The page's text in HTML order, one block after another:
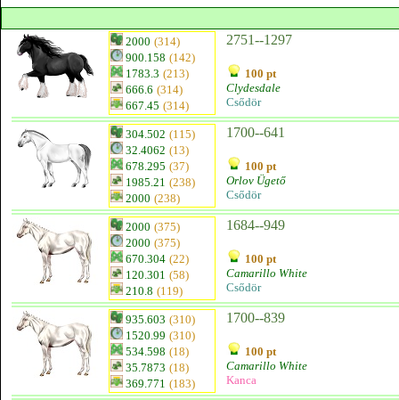
2000 (314)
900.158 (142)
1783.3 (213)
666.6 (314)
667.45 (314)
2751--1297
100 pt
Clydesdale
Csődör
304.502 (115)
32.4062 (13)
678.295 (37)
1985.21 (238)
2000 (238)
1700--641
100 pt
Orlov Ügető
Csődör
2000 (375)
2000 (375)
670.304 (22)
120.301 (58)
210.8 (119)
1684--949
100 pt
Camarillo White
Csődör
935.603 (310)
1520.99 (310)
534.598 (18)
35.7873 (18)
369.771 (183)
1700--839
100 pt
Camarillo White
Kanca